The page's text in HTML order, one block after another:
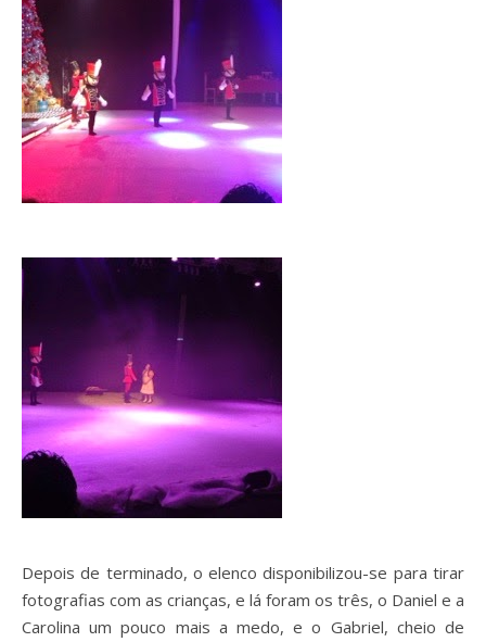
Depois de terminado, o elenco disponibilizou-se para tirar
fotografias com as crianças, e lá foram os três, o Daniel e a
Carolina um pouco mais a medo, e o Gabriel, cheio de